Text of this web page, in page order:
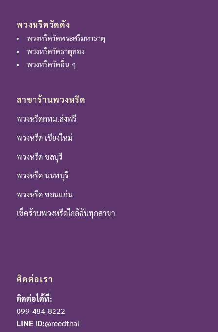
พวงหรีดวัดดัง
พวงหรีดวัดพระศรีมหาธาตุ
พวงหรีดวัดธาตุทอง
พวงหรีดวัดอื่น ๆ
สาขาร้านพวงหรีด
พวงหรีดกทม.ส่งฟรี
พวงหรีด เชียงใหม่
พวงหรีด ชลบุรี
พวงหรีด นนทบุรี
พวงหรีด ขอนแก่น
เช็คร้านพวงหรีดใกล้ฉันทุกสาขา
ติดต่อเรา
ติดต่อได้ที่:
099-484-8222
LINE ID:@reedthai